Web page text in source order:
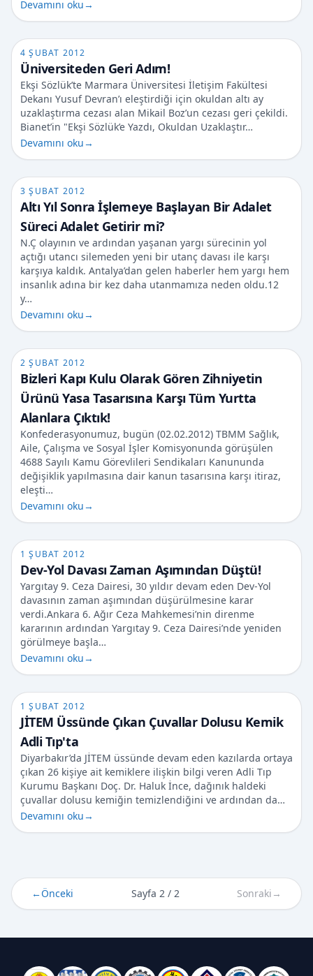
Devamını oku→
4 ŞUBAT 2012
Üniversiteden Geri Adım!
Ekşi Sözlük’te Marmara Üniversitesi İletişim Fakültesi
Dekanı Yusuf Devran’ı eleştirdiği için okuldan altı ay
uzaklaştırma cezası alan Mikail Boz’un cezası geri çekildi.
Bianet’in "Ekşi Sözlük’e Yazdı, Okuldan Uzaklaştır…
Devamını oku→
3 ŞUBAT 2012
Altı Yıl Sonra İşlemeye Başlayan Bir Adalet
Süreci Adalet Getirir mi?
N.Ç olayının ve ardından yaşanan yargı sürecinin yol
açtığı utancı silemeden yeni bir utanç davası ile karşı
karşıya kaldık. Antalya’dan gelen haberler hem yargı hem
insanlık adına bir kez daha utanmamıza neden oldu.12
y…
Devamını oku→
2 ŞUBAT 2012
Bizleri Kapı Kulu Olarak Gören Zihniyetin
Ürünü Yasa Tasarısına Karşı Tüm Yurtta
Alanlara Çıktık!
Konfederasyonumuz, bugün (02.02.2012) TBMM Sağlık,
Aile, Çalışma ve Sosyal İşler Komisyonunda görüşülen
4688 Sayılı Kamu Görevlileri Sendikaları Kanununda
değişiklik yapılmasına dair kanun tasarısına karşı itiraz,
eleşti…
Devamını oku→
1 ŞUBAT 2012
Dev-Yol Davası Zaman Aşımından Düştü!
Yargıtay 9. Ceza Dairesi, 30 yıldır devam eden Dev-Yol
davasının zaman aşımından düşürülmesine karar
verdi.Ankara 6. Ağır Ceza Mahkemesi’nin direnme
kararının ardından Yargıtay 9. Ceza Dairesi’nde yeniden
görülmeye başla…
Devamını oku→
1 ŞUBAT 2012
JİTEM Üssünde Çıkan Çuvallar Dolusu Kemik
Adli Tıp'ta
Diyarbakır’da JİTEM üssünde devam eden kazılarda ortaya
çıkan 26 kişiye ait kemiklere ilişkin bilgi veren Adli Tıp
Kurumu Başkanı Doç. Dr. Haluk İnce, dağınık haldeki
çuvallar dolusu kemiğin temizlendiğini ve ardından da…
Devamını oku→
←Önceki Sayfa 2 / 2 Sonraki →